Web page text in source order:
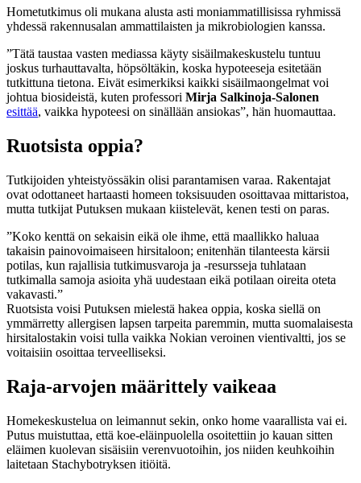
Hometutkimus oli mukana alusta asti moniammatillisissa ryhmissä
yhdessä rakennusalan ammattilaisten ja mikrobiologien kanssa.
”Tätä taustaa vasten mediassa käyty sisäilmakeskustelu tuntuu
joskus turhauttavalta, höpsöltäkin, koska hypoteeseja esitetään
tutkittuna tietona. Eivät esimerkiksi kaikki sisäilmaongelmat voi
johtua biosideistä, kuten professori Mirja Salkinoja-Salonen
esittää, vaikka hypoteesi on sinällään ansiokas”, hän huomauttaa.
Ruotsista oppia?
Tutkijoiden yhteistyössäkin olisi parantamisen varaa. Rakentajat
ovat odottaneet hartaasti homeen toksisuuden osoittavaa mittaristoa,
mutta tutkijat Putuksen mukaan kiistelevät, kenen testi on paras.
”Koko kenttä on sekaisin eikä ole ihme, että maallikko haluaa
takaisin painovoimaiseen hirsitaloon; enitenhän tilanteesta kärsii
potilas, kun rajallisia tutkimusvaroja ja -resursseja tuhlataan
tutkimalla samoja asioita yhä uudestaan eikä potilaan oireita oteta
vakavasti.”
Ruotsista voisi Putuksen mielestä hakea oppia, koska siellä on
ymmärretty allergisen lapsen tarpeita paremmin, mutta suomalaisesta
hirsitalostakin voisi tulla vaikka Nokian veroinen vientivaltti, jos se
voitaisiin osoittaa terveelliseksi.
Raja-arvojen määrittely vaikeaa
Homekeskustelua on leimannut sekin, onko home vaarallista vai ei.
Putus muistuttaa, että koe-eläinpuolella osoitettiin jo kauan sitten
eläimen kuolevan sisäisiin verenvuotoihin, jos niiden keuhkoihin
laitetaan Stachybotryksen itiöitä.